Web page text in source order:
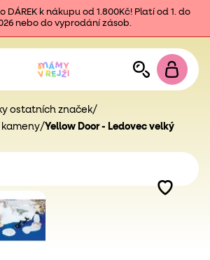
DÁREK k nákupu od 1.800Kč! Platí od 1. do
nebo do vyprodání zásob.
ostatních značek/
kameny/Yellow Door - Ledovec velký